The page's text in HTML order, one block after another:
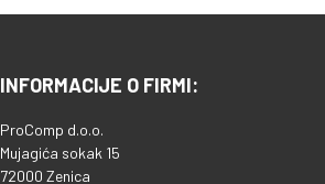
INFORMACIJE O FIRMI:
ProComp d.o.o.
Mujagića sokak 15
72000 Zenica